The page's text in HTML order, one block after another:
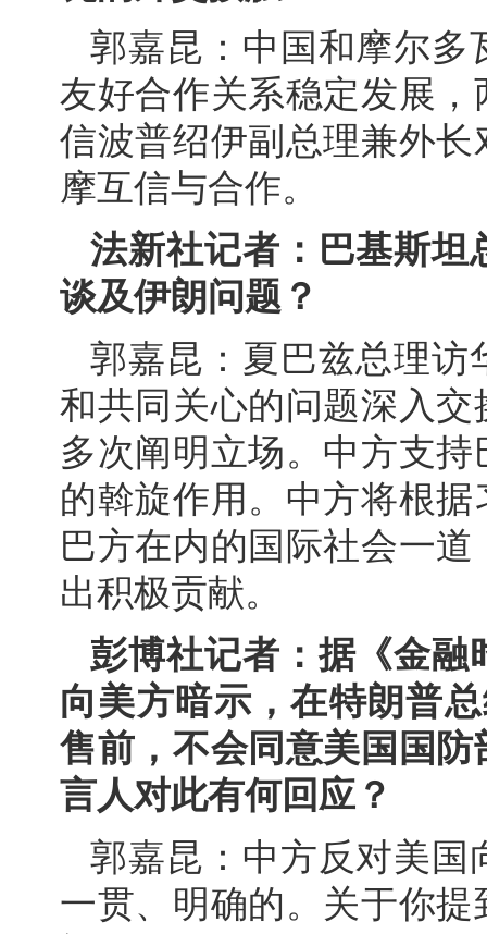
郭嘉昆：中国和摩尔多
友好合作关系稳定发展
信波普绍伊副总理兼外
摩互信与合作。
法新社记者：巴基斯坦
谈及伊朗问题？
郭嘉昆：夏巴兹总理访
和共同关心的问题深入
多次阐明立场。中方支
的斡旋作用。中方将根
巴方在内的国际社会一
出积极贡献。
彭博社记者：据《金融
向美方暗示，在特朗普
售前，不会同意美国国
言人对此有何回应？
郭嘉昆：中方反对美国
一贯、明确的。关于你